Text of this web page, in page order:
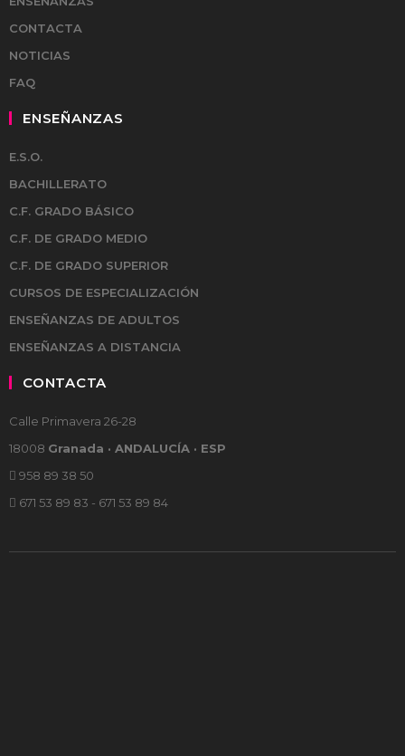
CONTACTA
NOTICIAS
FAQ
ENSEÑANZAS
E.S.O.
BACHILLERATO
C.F. GRADO BÁSICO
C.F. DE GRADO MEDIO
C.F. DE GRADO SUPERIOR
CURSOS DE ESPECIALIZACIÓN
ENSEÑANZAS DE ADULTOS
ENSEÑANZAS A DISTANCIA
CONTACTA
Calle Primavera 26-28
18008 Granada · ANDALUCÍA · ESP
958 89 38 50
671 53 89 83 - 671 53 89 84